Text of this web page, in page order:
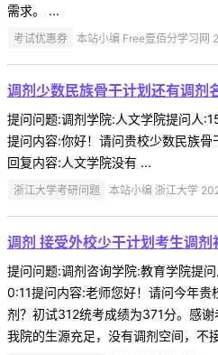
需求。 ...
考试优惠券 本站小编 Free壹佰分学习网
调剂少数民族骨干计划还有调剂
提问问题:调剂学院:人文学院提问人
提问内容:你好！请问贵校少数民族骨
回复内容:人文学院没有 ...
浙江大学考研问题 本站小编 浙江大学
调剂 接受外校少干计划考生调
提问问题:调剂咨询学院:教育学院提
0:11提问内容:老师您好！请问今年贵
剂？初试312统考成绩为371分。感
我院的生源充足，没有调剂空间，不